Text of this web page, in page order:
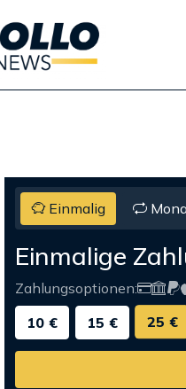
Einmalig
Einmalige
Zahlungsoptionen:
10 €
15 € 25 €